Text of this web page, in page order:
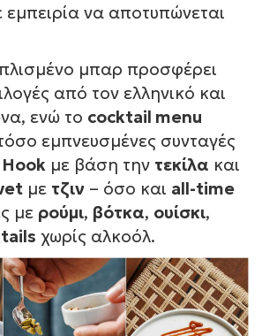
εμπειρία να αποτυπώνεται
μπαρ προσφέρει
από τον ελληνικό και
ενώ το cocktail menu
εμπνευσμένες συνταγές
με βάση την τεκίλα και
με τζιν – όσο και all-time
με ρούμι, βότκα, ουίσκι,
χωρίς αλκοόλ.